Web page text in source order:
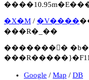
�X�M / �V����
���R�_��
�������񍐏�
Google / Map / DB